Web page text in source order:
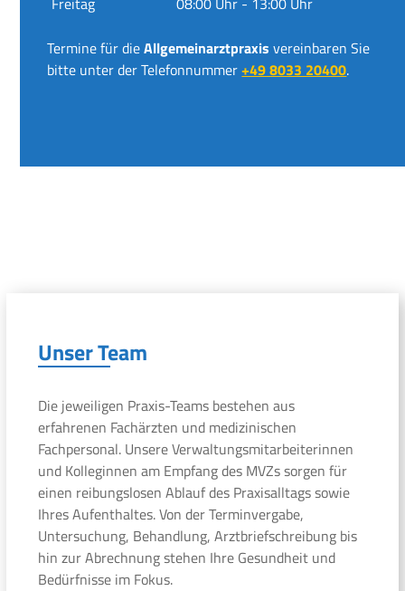
Termine für dieAllgemeinarztpraxis vereinbaren Sie
bitte unter der Telefonnummer+49 8033 20400.
Unser Team
Die jeweiligen Praxis-Teams bestehen aus
erfahrenen Fachärzten und medizinischen
Fachpersonal. Unsere Verwaltungsmitarbeiterinnen
und Kolleginnen am Empfang des MVZs sorgen für
einen reibungslosen Ablauf des Praxisalltags sowie
Ihres Aufenthaltes. Von der Terminvergabe,
Untersuchung, Behandlung, Arztbriefschreibung bis
hin zur Abrechnung stehen Ihre Gesundheit und
Bedürfnisse im Fokus.